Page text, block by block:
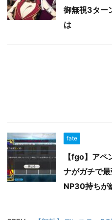
御無視3ター
は
fate
【fgo】ア
ナがガチで
NP30持ちが